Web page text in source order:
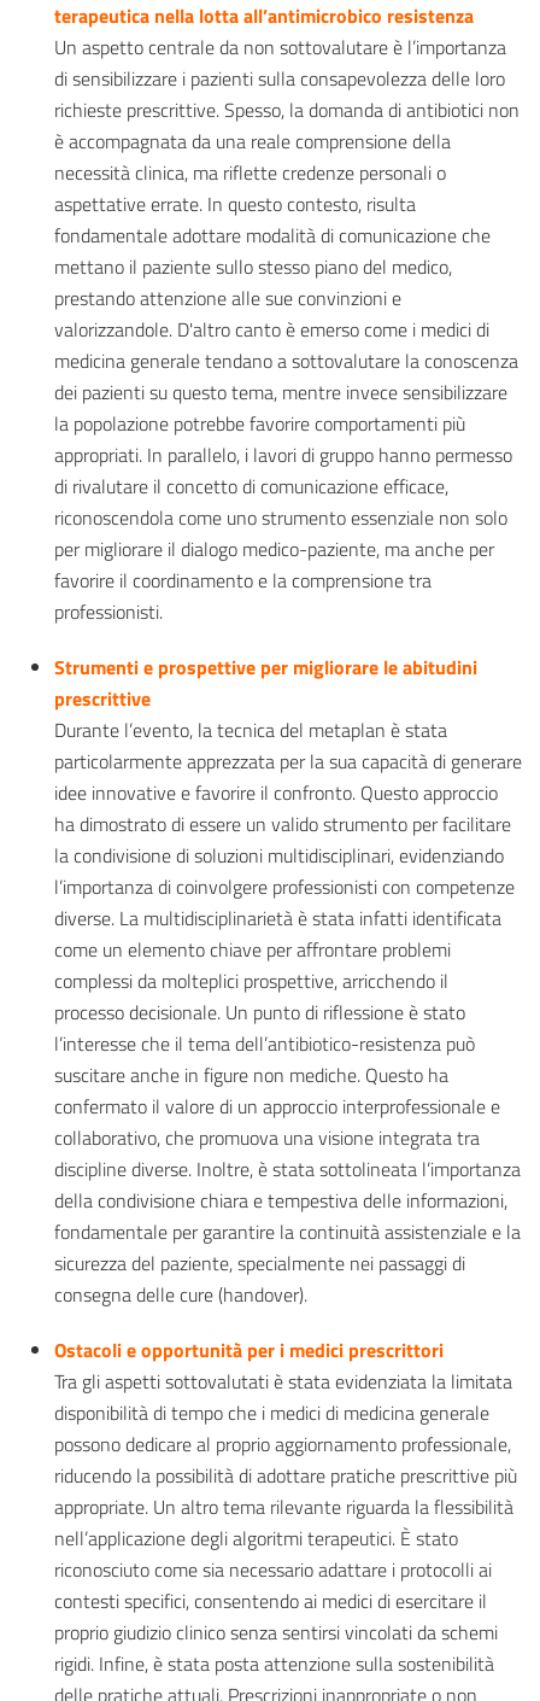
terapeutica nella lotta all’antimicrobico resistenza
Un aspetto centrale da non sottovalutare è l’importanza
di sensibilizzare i pazienti sulla consapevolezza delle loro
richieste prescrittive. Spesso, la domanda di antibiotici non
è accompagnata da una reale comprensione della
necessità clinica, ma riflette credenze personali o
aspettative errate. In questo contesto, risulta
fondamentale adottare modalità di comunicazione che
mettano il paziente sullo stesso piano del medico,
prestando attenzione alle sue convinzioni e
valorizzandole. D'altro canto è emerso come i medici di
medicina generale tendano a sottovalutare la conoscenza
dei pazienti su questo tema, mentre invece sensibilizzare
la popolazione potrebbe favorire comportamenti più
appropriati. In parallelo, i lavori di gruppo hanno permesso
di rivalutare il concetto di comunicazione efficace,
riconoscendola come uno strumento essenziale non solo
per migliorare il dialogo medico-paziente, ma anche per
favorire il coordinamento e la comprensione tra
professionisti.
Strumenti e prospettive per migliorare le abitudini
prescrittive
Durante l’evento, la tecnica del metaplan è stata
particolarmente apprezzata per la sua capacità di generare
idee innovative e favorire il confronto. Questo approccio
ha dimostrato di essere un valido strumento per facilitare
la condivisione di soluzioni multidisciplinari, evidenziando
l’importanza di coinvolgere professionisti con competenze
diverse. La multidisciplinarietà è stata infatti identificata
come un elemento chiave per affrontare problemi
complessi da molteplici prospettive, arricchendo il
processo decisionale. Un punto di riflessione è stato
l’interesse che il tema dell’antibiotico-resistenza può
suscitare anche in figure non mediche. Questo ha
confermato il valore di un approccio interprofessionale e
collaborativo, che promuova una visione integrata tra
discipline diverse. Inoltre, è stata sottolineata l’importanza
della condivisione chiara e tempestiva delle informazioni,
fondamentale per garantire la continuità assistenziale e la
sicurezza del paziente, specialmente nei passaggi di
consegna delle cure (handover).
Ostacoli e opportunità per i medici prescrittori
Tra gli aspetti sottovalutati è stata evidenziata la limitata
disponibilità di tempo che i medici di medicina generale
possono dedicare al proprio aggiornamento professionale,
riducendo la possibilità di adottare pratiche prescrittive più
appropriate. Un altro tema rilevante riguarda la flessibilità
nell’applicazione degli algoritmi terapeutici. È stato
riconosciuto come sia necessario adattare i protocolli ai
contesti specifici, consentendo ai medici di esercitare il
proprio giudizio clinico senza sentirsi vincolati da schemi
rigidi. Infine, è stata posta attenzione sulla sostenibilità
delle pratiche attuali. Prescrizioni inappropriate o non